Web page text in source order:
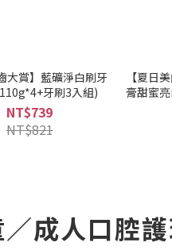
大賞】藍礦淨白刷牙
牙刷3入組)
NT$739
NT$821
【夏日
膏甜蜜
甜
成人口腔